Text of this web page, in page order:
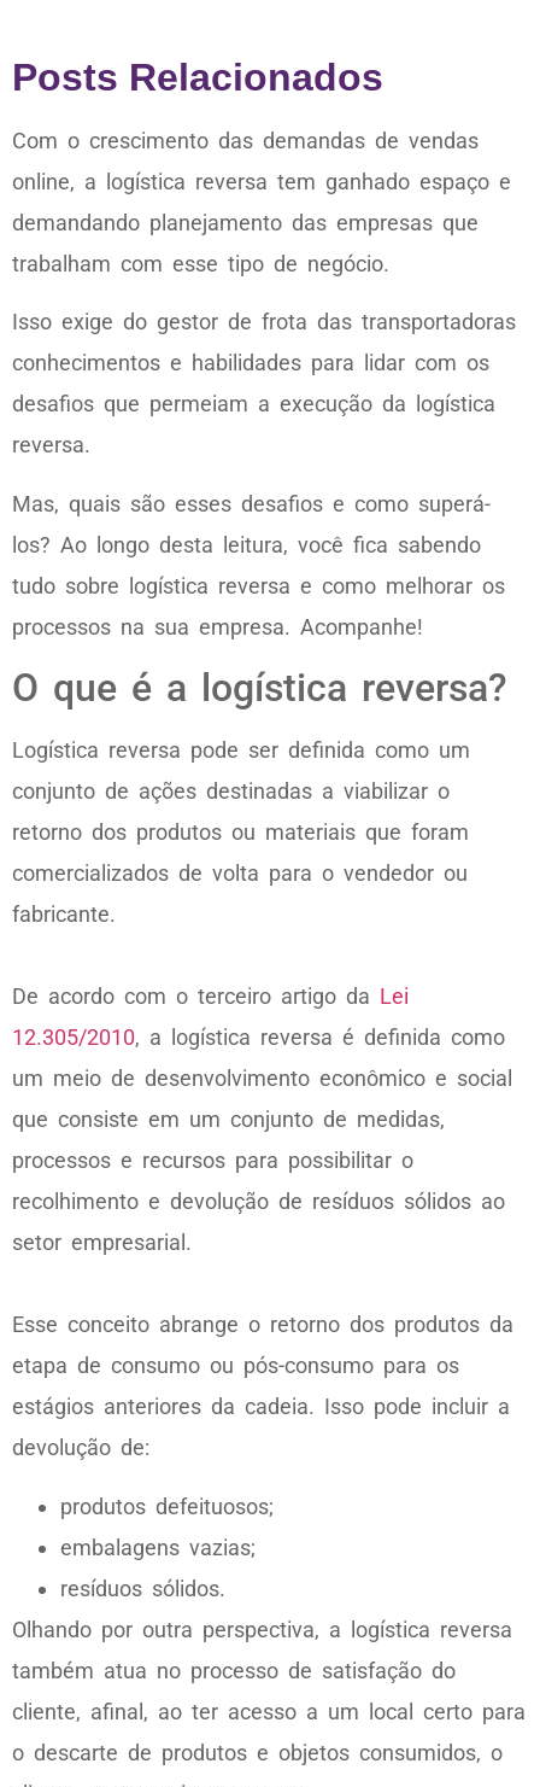
Posts Relacionados
Com o crescimento das demandas de vendas
online, a logística reversa tem ganhado espaço e
demandando planejamento das empresas que
trabalham com esse tipo de negócio.
Isso exige do gestor de frota das transportadoras
conhecimentos e habilidades para lidar com os
desafios que permeiam a execução da logística
reversa.
Mas, quais são esses desafios e como superá-
los? Ao longo desta leitura, você fica sabendo
tudo sobre logística reversa e como melhorar os
processos na sua empresa. Acompanhe!
O que é a logística reversa?
Logística reversa pode ser definida como um
conjunto de ações destinadas a viabilizar o
retorno dos produtos ou materiais que foram
comercializados de volta para o vendedor ou
fabricante.
De acordo com o terceiro artigo da Lei
12.305/2010, a logística reversa é definida como
um meio de desenvolvimento econômico e social
que consiste em um conjunto de medidas,
processos e recursos para possibilitar o
recolhimento e devolução de resíduos sólidos ao
setor empresarial.
Esse conceito abrange o retorno dos produtos da
etapa de consumo ou pós-consumo para os
estágios anteriores da cadeia. Isso pode incluir a
devolução de:
produtos defeituosos;
embalagens vazias;
resíduos sólidos.
Olhando por outra perspectiva, a logística reversa
também atua no processo de satisfação do
cliente, afinal, ao ter acesso a um local certo para
o descarte de produtos e objetos consumidos, o